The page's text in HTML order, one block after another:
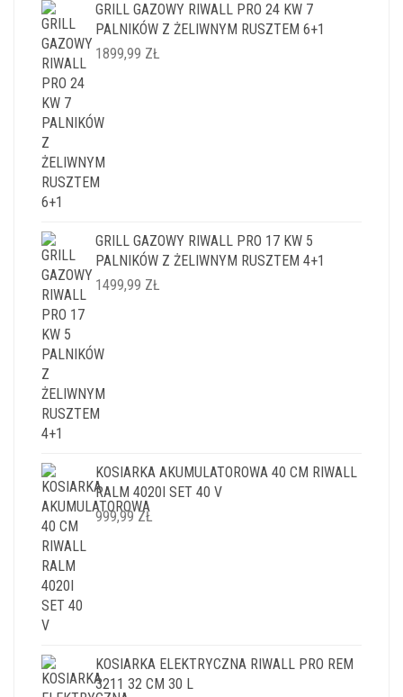
GRILL GAZOWY RIWALL PRO 24 KW 7
PALNIKÓW Z ŻELIWNYM RUSZTEM 6+1
1899,99 ZŁ
GRILL GAZOWY RIWALL PRO 17 KW 5
PALNIKÓW Z ŻELIWNYM RUSZTEM 4+1
1499,99 ZŁ
KOSIARKA AKUMULATOROWA 40 CM RIWALL
RALM 4020I SET 40 V
999,99ZŁ
KOSIARKA ELEKTRYCZNA RIWALL PRO REM
3211 32 CM 30 L